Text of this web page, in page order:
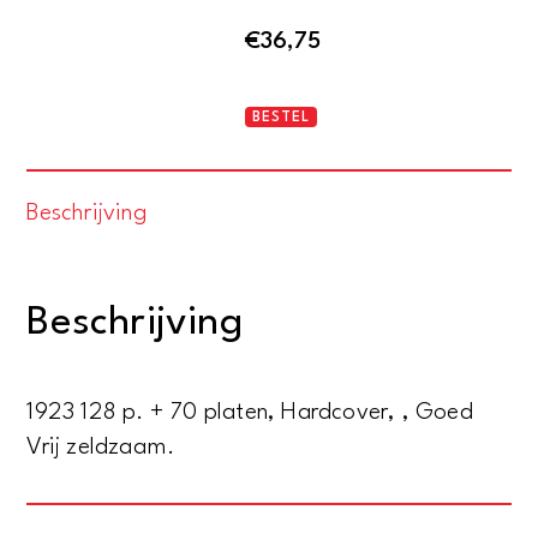
€36,75
De
aantal
BESTEL
Beschrijving
Beschrijving
1923 128 p. + 70 platen, Hardcover, , Goed
Vrij zeldzaam.